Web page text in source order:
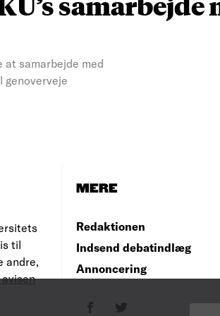
samarbejde med
genoverveje
til
andre,
MERE
Redaktionen
Indsend debatindlæg
Annoncering